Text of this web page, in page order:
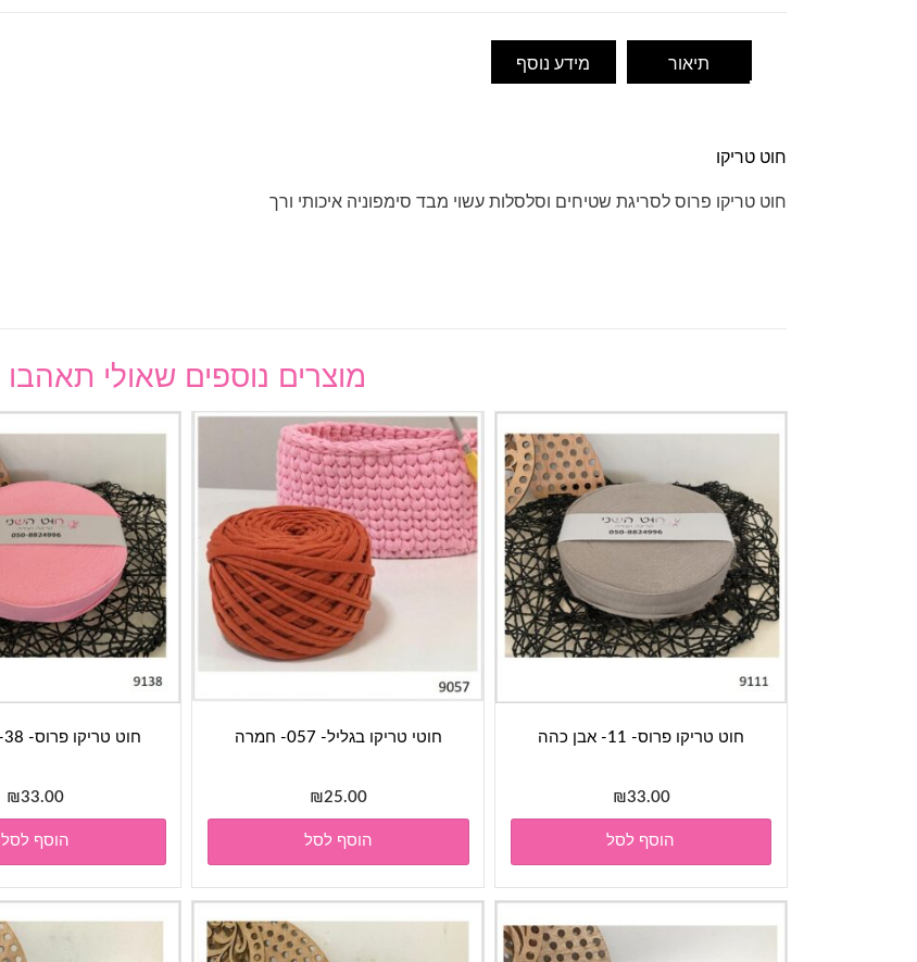
תיאור מידע נוסף
חוט טריקו
חוט טריקו פרוס לסריגת שטיחים וסלסלות עשוי מבד סימפוניה איכותי ורך
מוצרים נוספים שאולי תאהבו
חוט טריקו פרוס- 38- ורוד בייבי
₪33.00
הוסף לסל
חוטי טריקו בגליל- 057- חמרה
₪25.00
הוסף לסל
חוט טריקו פרוס- 11- אבן כהה
₪33.00
הוסף לסל